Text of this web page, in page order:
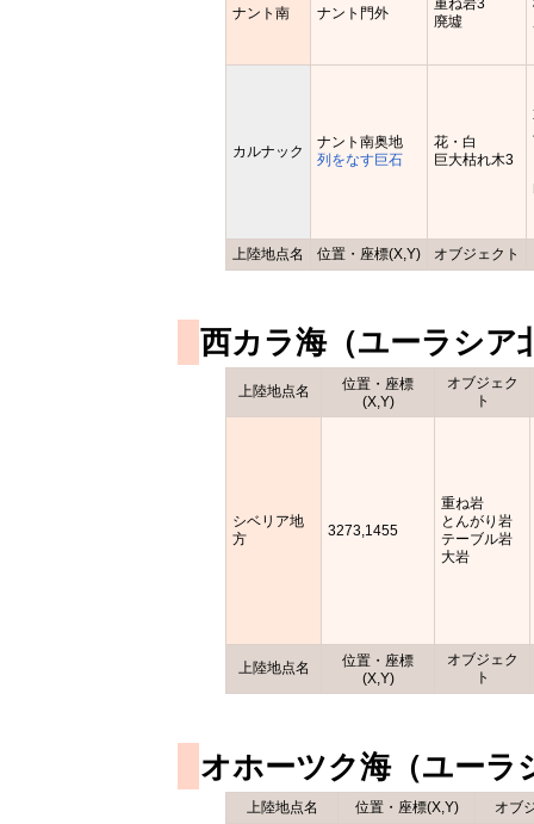
上陸地点名 位置・座標(X,Y) オブジェクト
ナント南 ナント門外
廃墟
カルナック
ナント南奥地
列をなす巨石
花・白
巨大枯れ木3
西カラ海（ユーラシア
上陸地点名
位置・座標
(X,Y)
オブジェク
ト
上陸地点名
位置・座標
(X,Y)
オブジェク
ト
シベリア地
方
3273,1455
重ね岩
とんがり岩
テーブル岩
大岩
オホーツク海（ユーラ
上陸地点名 位置・座標(X,Y) オブ